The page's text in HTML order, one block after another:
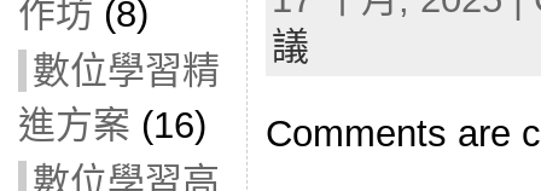
作坊 (8)
數位學習精
進方案 (16)
數位學習高
議
Comments are